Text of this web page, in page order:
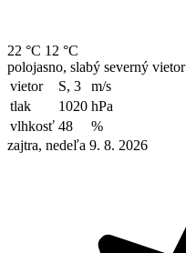
22 °C 12 °C
polojasno, slabý severný vietor
vietor
S, 3
m/s
tlak
1020 hPa
vlhkosť 48
%
zajtra, nedeľa 9. 8. 2026